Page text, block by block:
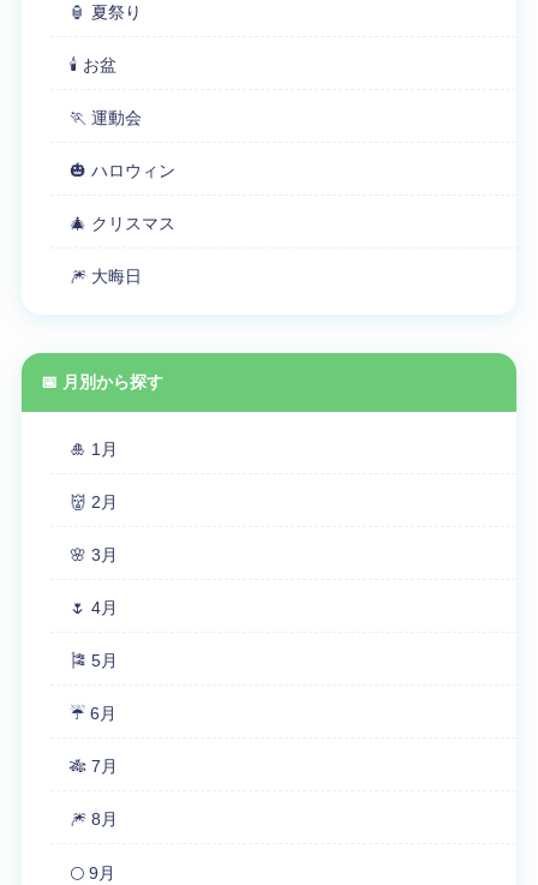
🏮 夏祭り
🕯 お盆
🏃 運動会
🎃 ハロウィン
🎄 クリスマス
🎆 大晦日
📅 月別から探す
🎍 1月
👹 2月
🌸 3月
🌷 4月
🎏 5月
☔ 6月
🎋 7月
🎆 8月
🌕 9月